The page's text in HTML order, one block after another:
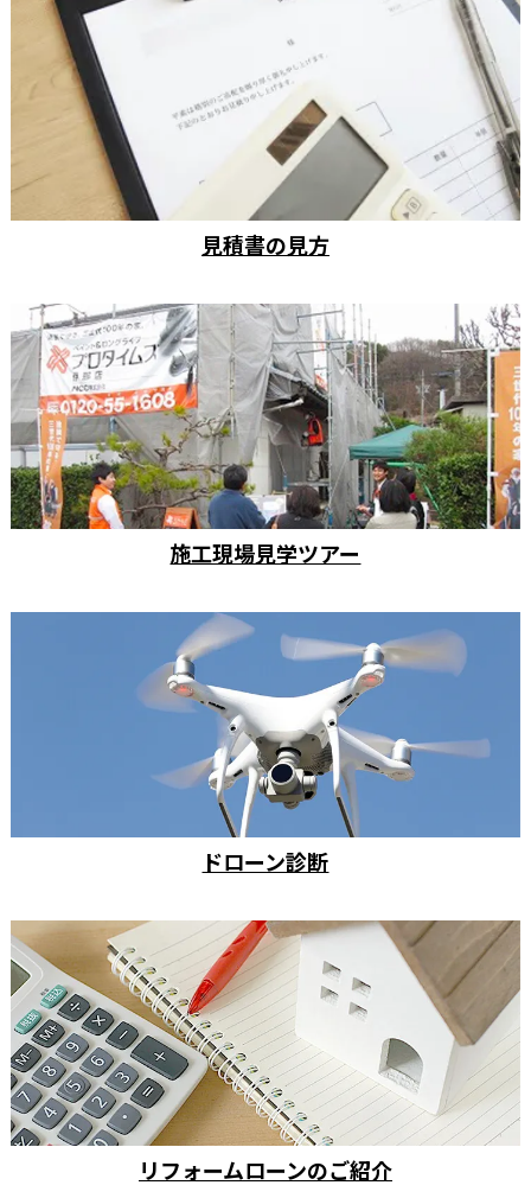
見積書の見方
施工現場見学ツアー
ドローン診断
リフォームローンのご紹介